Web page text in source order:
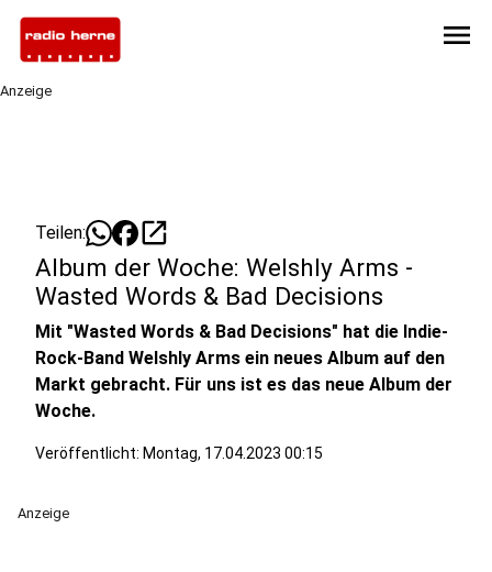
menu
Anzeige
Teilen: open_in_new
Album der Woche: Welshly Arms -
Wasted Words & Bad Decisions
Mit "Wasted Words & Bad Decisions" hat die Indie-
Rock-Band Welshly Arms ein neues Album auf den
Markt gebracht. Für uns ist es das neue Album der
Woche.
Veröffentlicht: Montag, 17.04.2023 00:15
Anzeige